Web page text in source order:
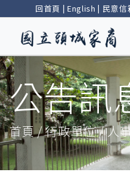
回首頁 | English | 民意信
公告訊
首頁 / 行政單位 / 人